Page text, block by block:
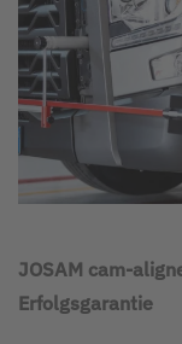
JOSAM cam-
Erfolgsgarantie